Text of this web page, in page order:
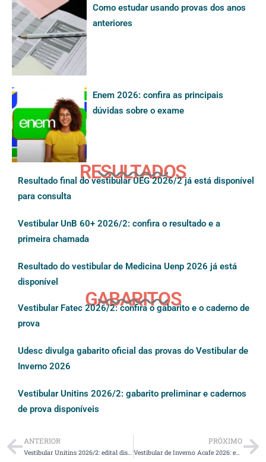
Como estudar usando provas dos anos
anteriores
Enem 2026: confira as principais
dúvidas sobre o exame
RESULTADOS
Resultado final do vestibular UEG 2026/2 já está disponível
para consulta
Vestibular UnB 60+ 2026/2: confira o resultado e a
primeira chamada
Resultado do vestibular de Medicina Uenp 2026 já está
disponível
GABARITOS
Vestibular Fatec 2026/2: confira o gabarito e o caderno de
prova
Udesc divulga gabarito oficial das provas do Vestibular de
Inverno 2026
Vestibular Unitins 2026/2: gabarito preliminar e cadernos
de prova disponíveis
ANTERIOR PRÓXIMO
Vestibular de Inverno Acafe 2026: edital está disponível